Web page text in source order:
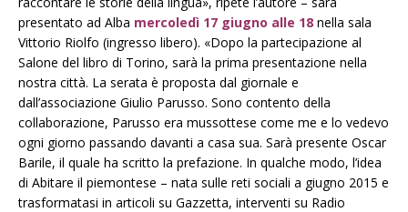
presentato ad Alba mercoledì 17 giugno alle 18 nella sala
Vittorio Riolfo (ingresso libero). «Dopo la partecipazione al
Salone del libro di Torino, sarà la prima presentazione nella
nostra città. La serata è proposta dal giornale e
dall’associazione Giulio Parusso. Sono contento della
collaborazione, Parusso era mussottese come me e lo vedevo
ogni giorno passando davanti a casa sua. Sarà presente Oscar
Barile, il quale ha scritto la prefazione. In qualche modo, l’idea
di Abitare il piemontese – nata sulle reti sociali a giugno 2015 e
trasformatasi in articoli su Gazzetta, interventi su Radio